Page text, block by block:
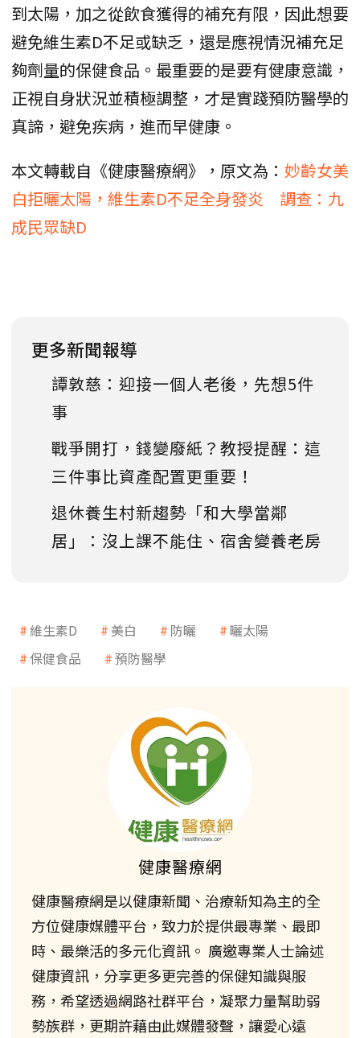
到太陽，加之從飲食獲得的補充有限，因此想要
避免維生素D不足或缺乏，還是應視情況補充足
夠劑量的保健食品。最重要的是要有健康意識，
正視自身狀況並積極調整，才是實踐預防醫學的
真諦，避免疾病，進而早健康。
本文轉載自《健康醫療網》，原文為： 妙齡女美
白拒曬太陽，維生素D不足全身發炎 調查：九
成民眾缺D
更多新聞報導
譚敦慈：迎接一個人老後，先想5件
事
戰爭開打，錢變廢紙？教授提醒：這
三件事比資產配置更重要！
退休養生村新趨勢「和大學當鄰
居」：沒上課不能住、宿舍變養老房
維生素D 美白 防曬
曬太陽
保健食品
預防醫學
健康醫療網
健康醫療網是以健康新聞、治療新知為主的全
方位健康媒體平台，致力於提供最專業、最即
時、最樂活的多元化資訊。 廣邀專業人士論述
健康資訊，分享更多更完善的保健知識與服
務，希望透過網路社群平台，凝聚力量幫助弱
勢族群，更期許藉由此媒體發聲，讓愛心遠